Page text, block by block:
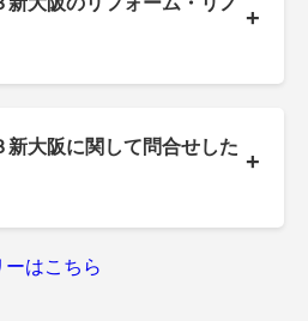
+
新大阪に関して問合せした
+
はこちら